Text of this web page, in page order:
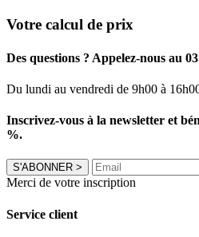
Votre calcul de prix
Des questions ? Appelez-nous au
Du lundi au vendredi de 9h00 à
Inscrivez-vous à la newsletter et
%.
S'ABONNER >
Merci de votre inscription
Service client